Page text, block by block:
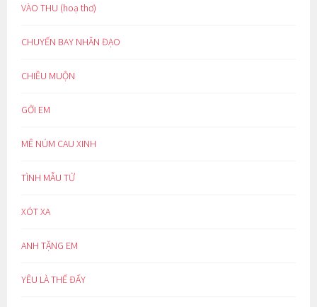
VÀO THU (hoạ thơ)
CHUYẾN BAY NHÂN ĐẠO
CHIỀU MUỘN
GỞI EM
MÊ NÚM CAU XINH
TÌNH MẪU TỬ
XÓT XA
ANH TẶNG EM
YÊU LÀ THẾ ĐẤY